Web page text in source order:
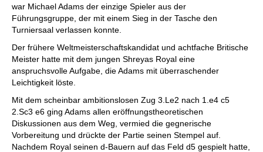
war Michael Adams der einzige Spieler aus der
Führungsgruppe, der mit einem Sieg in der Tasche den
Turniersaal verlassen konnte.
Der frühere Weltmeisterschaftskandidat und achtfache Britische
Meister hatte mit dem jungen Shreyas Royal eine
anspruchsvolle Aufgabe, die Adams mit überraschender
Leichtigkeit löste.
Mit dem scheinbar ambitionslosen Zug 3.Le2 nach 1.e4 c5
2.Sc3 e6 ging Adams allen eröffnungstheoretischen
Diskussionen aus dem Weg, vermied die gegnerische
Vorbereitung und drückte der Partie seinen Stempel auf.
Nachdem Royal seinen d-Bauern auf das Feld d5 gespielt hatte,